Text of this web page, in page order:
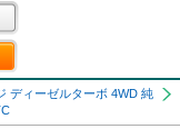
ディーゼルターボ 4WD 純